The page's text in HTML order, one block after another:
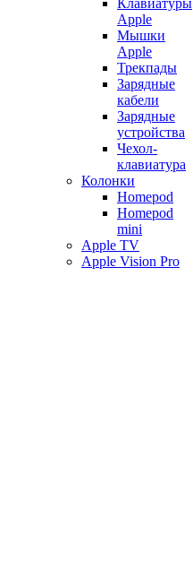
Клавиатуры
Apple
Мышки
Apple
Трекпады
Зарядные
кабели
Зарядные
устройства
Чехол-
клавиатура
Колонки
Homepod
Homepod
mini
Apple TV
Apple Vision Pro